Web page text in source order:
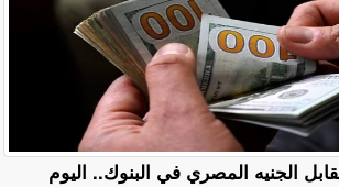
الجنيه المصري في البنوك.. اليوم